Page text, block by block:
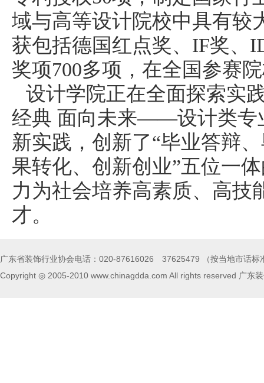
域与高等设计院校中具有较
获包括德国红点奖、 IF奖、
奖项700多项，在全国参赛
设计学院正在全面探索实
经典 面向未来——设计类专
新实践，创新了“毕业答辩
果转化、创新创业”五位一
力为社会培养高素质、高技
才。
广东省装饰行业协会电话：020-87616026 37625479 （按当地市话
Copyright ◎ 2005-2010 www.chinagdda.com All rights reserved 广东